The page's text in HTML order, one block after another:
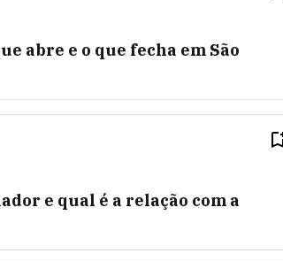
abre e o que fecha em São
e qual é a relação com a